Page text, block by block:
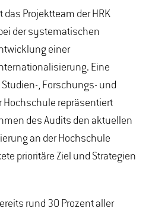
Projektteam der HRK
der systematischen
einer
Eine
, Forschungs- und
Hochschule repräsentiert
des Audits den aktuellen
an der Hochschule
prioritäre Ziel und Strategien
rund 30 Prozent aller